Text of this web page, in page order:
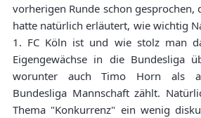
vorherigen Runde schon gesprochen,
hatte natürlich erläutert, wie wichtig
1. FC Köln ist und wie stolz man
Eigengewächse in die Bundesliga
worunter auch Timo Horn als
Bundesliga Mannschaft zählt.
Thema "Konkurrenz" ein wenig